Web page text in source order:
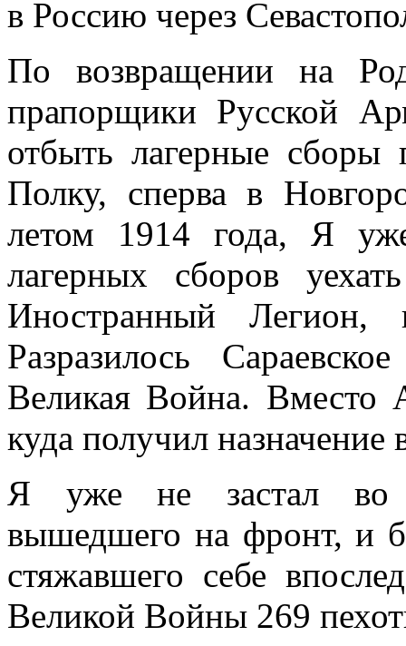
в Россию через
По возвращении на
прапорщики Русской
отбыть лагерные
Полку, сперва в
летом 1914 года, Я
лагерных сборов
Иностранный
Разразилось
Великая Война. Вместо
куда получил
Я уже не застал во
вышедшего на фронт, и
стяжавшего себе
Великой Войны 269